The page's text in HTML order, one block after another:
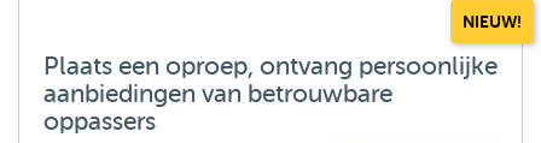
NIEUW!
Plaats een oproep, ontvang persoonlijke
aanbiedingen van betrouwbare
oppassers